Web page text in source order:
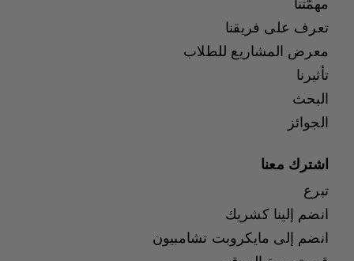
تعرف على فريقنا
معرض المشاريع للطلاب
تأثيرنا
البحث
الجوائز
اشترك معنا
تبرع
انضم إلينا كشريك
انضم إلى مايكروبت تشامبيون